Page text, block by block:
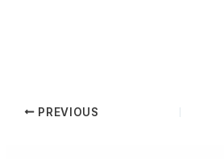
PREVIOUS